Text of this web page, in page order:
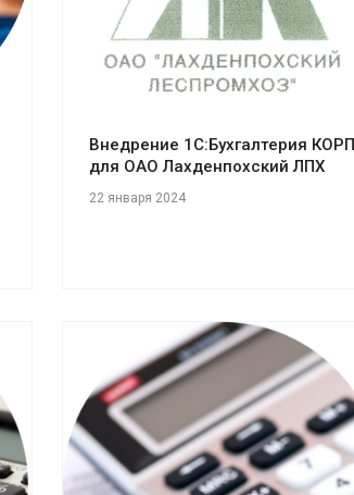
Внедрение 1С:Бухгалтерия КОРП
для ОАО Лахденпохский ЛПХ
22 января 2024